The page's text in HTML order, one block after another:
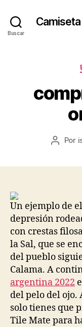
Buscar
Autor
Por
Un ejemplo de
depresión
con crestas
la Sal, que se
del pueblo
Calama. A
argentina 2022
del pelo del ojo.
solo tienes que
Tile Mate para